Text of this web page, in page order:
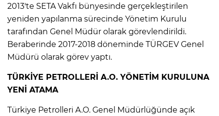
2013'te SETA Vakfı bünyesinde gerçekleştirilen
yeniden yapılanma sürecinde Yönetim Kurulu
tarafından Genel Müdür olarak görevlendirildi.
Beraberinde 2017-2018 döneminde TÜRGEV Genel
Müdürü olarak görev yaptı.
TÜRKİYE PETROLLERİ A.O. YÖNETİM KURULUNA
YENİ ATAMA
Türkiye Petrolleri A.O. Genel Müdürlüğünde açık